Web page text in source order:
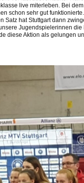
live miterleben. Bei
schon sehr gut
Satz hat Stuttgart dann
Jugendspielerinnen die
diese Aktion als gelungen